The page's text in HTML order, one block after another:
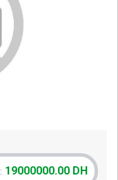
19000000.00 DH